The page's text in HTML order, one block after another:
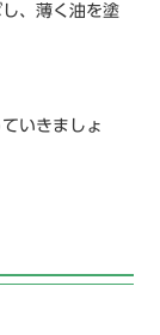
、薄く油を塗
いきましょ